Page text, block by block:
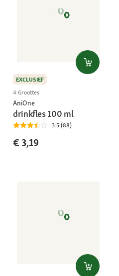
EXCLUSIEF
4 Groottes
AniOne
drinkfles 100 ml
3.5 (88)
€ 3,19